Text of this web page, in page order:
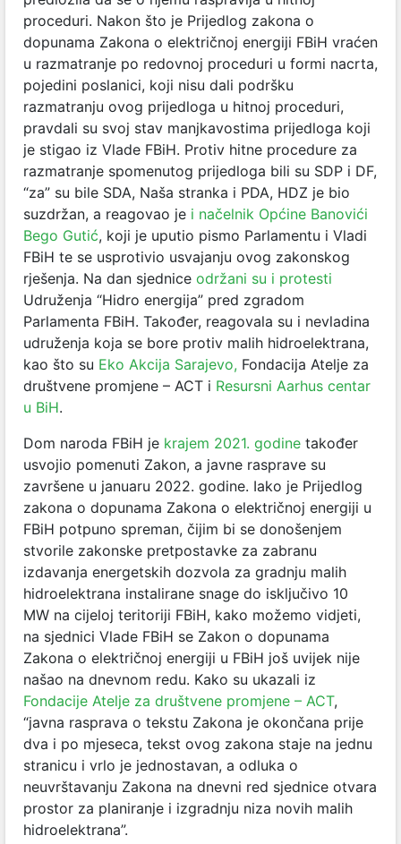
proceduri. Nakon što je Prijedlog zakona o
dopunama Zakona o električnoj energiji FBiH vraćen
u razmatranje po redovnoj proceduri u formi nacrta,
pojedini poslanici, koji nisu dali podršku
razmatranju ovog prijedloga u hitnoj proceduri,
pravdali su svoj stav manjkavostima prijedloga koji
je stigao iz Vlade FBiH. Protiv hitne procedure za
razmatranje spomenutog prijedloga bili su SDP i DF,
“za” su bile SDA, Naša stranka i PDA, HDZ je bio
suzdržan, a reagovao je i načelnik Općine Banovići
Bego Gutić, koji je uputio pismo Parlamentu i Vladi
FBiH te se usprotivio usvajanju ovog zakonskog
rješenja. Na dan sjednice održani su i protesti
Udruženja “Hidro energija” pred zgradom
Parlamenta FBiH. Također, reagovala su i nevladina
udruženja koja se bore protiv malih hidroelektrana,
kao što su Eko Akcija Sarajevo, Fondacija Atelje za
društvene promjene – ACT i Resursni Aarhus centar
u BiH.
Dom naroda FBiH je krajem 2021. godine također
usvojio pomenuti Zakon, a javne rasprave su
završene u januaru 2022. godine. Iako je Prijedlog
zakona o dopunama Zakona o električnoj energiji u
FBiH potpuno spreman, čijim bi se donošenjem
stvorile zakonske pretpostavke za zabranu
izdavanja energetskih dozvola za gradnju malih
hidroelektrana instalirane snage do isključivo 10
MW na cijeloj teritoriji FBiH, kako možemo vidjeti,
na sjednici Vlade FBiH se Zakon o dopunama
Zakona o električnoj energiji u FBiH još uvijek nije
našao na dnevnom redu. Kako su ukazali iz
Fondacije Atelje za društvene promjene – ACT,
“javna rasprava o tekstu Zakona je okončana prije
dva i po mjeseca, tekst ovog zakona staje na jednu
stranicu i vrlo je jednostavan, a odluka o
neuvrštavanju Zakona na dnevni red sjednice otvara
prostor za planiranje i izgradnju niza novih malih
hidroelektrana”.